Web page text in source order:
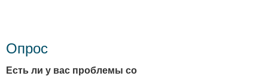
Опрос
Есть ли у вас проблемы со